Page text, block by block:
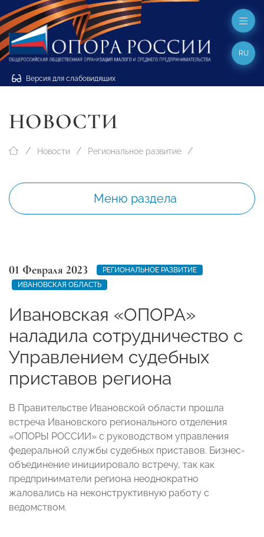
Версия для слабовидящих
RU
НОВОСТИ
Новости Региональное развитие
Меню раздела
01 Февраля 2023
РЕГИОНАЛЬНОЕ РАЗВИТИЕ
ИВАНОВСКАЯ ОБЛАСТЬ
Ивановская «ОПОРА»
наладила сотрудничество с
Управлением судебных
приставов региона
В Правительстве Ивановской области прошла
встреча Ивановского регионального отделения
«ОПОРЫ РОССИИ» с руководством управления
федеральной службы судебных приставов. Бизнес-
объединение инициировало встречу, так как
предприниматели региона неоднократно
жаловались на неконструктивную работу с
ведомством.